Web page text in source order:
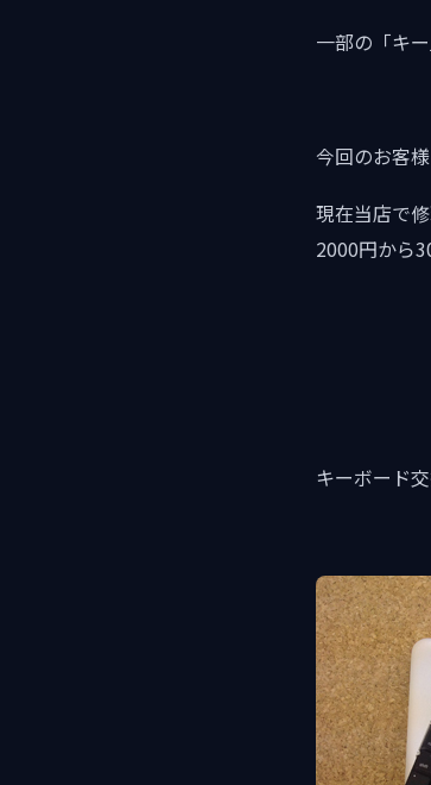
一部の「キ
今回のお客
現在当店で
2000円から
キーボード